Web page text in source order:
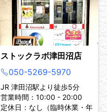
ストックラボ津田沼店
050-5269-5970
JR 津田沼駅より徒歩5分
営業時間：10:00 - 20:00
定休日：なし（臨時休業・年